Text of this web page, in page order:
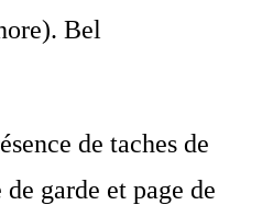
Bel
de taches de
garde et page de